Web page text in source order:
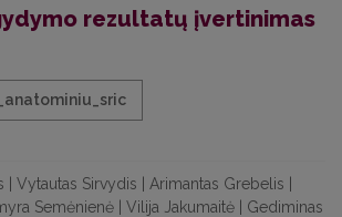
rezultatų įvertinimas
| Vytautas Sirvydis | Arimantas Grebelis |
Semėnienė | Vilija Jakumaitė | Gediminas